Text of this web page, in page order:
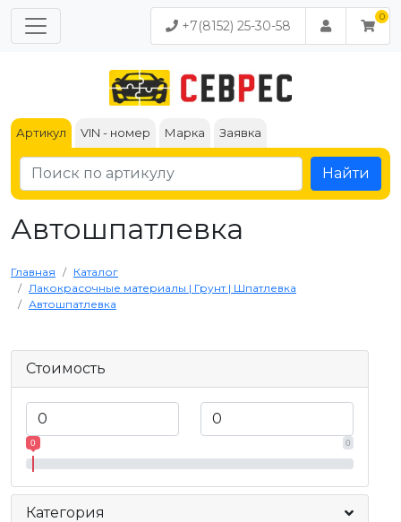
+7(8152) 25-30-58
Артикул VIN - номер Марка Заявка
Найти
Автошпатлевка
Главная
Каталог
Лакокрасочные материалы | Грунт | Шпатлевка
Автошпатлевка
Стоимость
0
0
Категория